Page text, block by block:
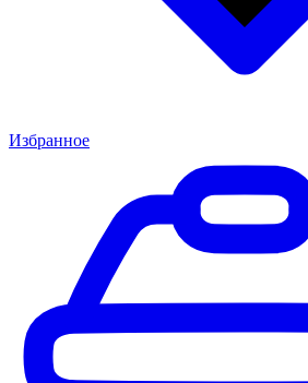
Избранное